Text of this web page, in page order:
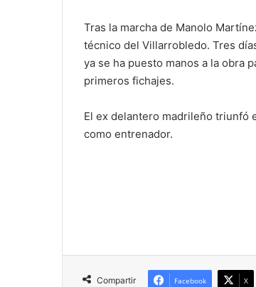
Tras la marcha de Manolo
técnico del Villarrobledo. Tres
ya se ha puesto manos a la obra
primeros fichajes.
El ex delantero madrileño triunfó
como entrenador.
Compartir Facebook X